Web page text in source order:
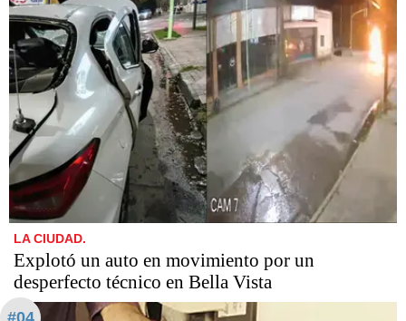
LA CIUDAD.
Explotó un auto en movimiento por un
desperfecto técnico en Bella Vista